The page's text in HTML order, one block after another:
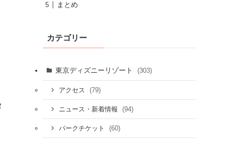
まとめ
カテゴリー
東京ディズニーリゾート (303)
アクセス (79)
ニュース・新着情報 (94)
パークチケット (60)